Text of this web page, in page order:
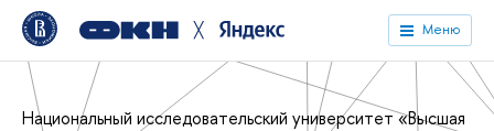
╳ Меню
Национальный исследовательский университет «Высшая